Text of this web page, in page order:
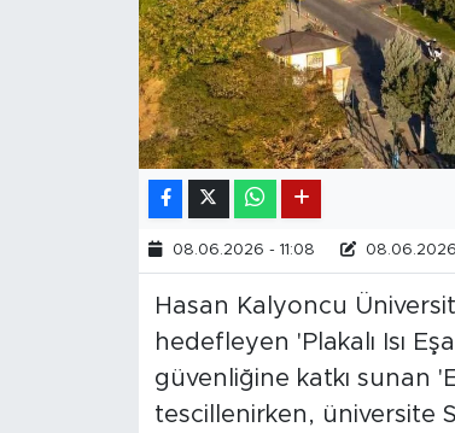
08.06.2026 - 11:08 08.06.2026
Hasan Kalyoncu
hedefleyen 'Plakalı Isı
güvenliğine katkı sunan
tescillenirken, üniversite